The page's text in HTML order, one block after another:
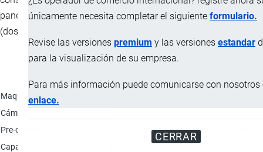
únicamente necesita completar el siguiente formulario.
Revise las versiones premium y las versiones estandar
para la visualización de su empresa.
Para más información puede comunicarse con nosotros
enlace.
CERRAR
paneles ensamblables con equipos para la producción de frío
(dos grupos frigoríficos por cada cámara).
Característica
Maquinaria constitutiva
Cámaras
Pre-cámara
La pre-cámara contará con cinco puertas
Capacidad de almacenaje